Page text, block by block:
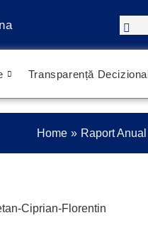
Transparență
Home Raport
Ciprian-Florentin